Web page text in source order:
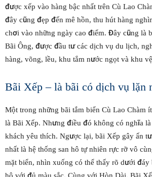
được xếp vào hàng bậc nhất trên Cù Lao
đây cũng đẹp đến mê hồn, thu hút hàng
chơi vào những ngày cao điểm. Đây cũng là
Bãi Ông, được đầu tư các dịch vụ du lịch,
hàng, võng, lều, khu tắm nước ngọt và khu
Bãi Xếp – là bãi có dịch vụ lặn
Một trong những bãi tắm biển Cù Lao Chàm
là Bãi Xếp. Nhưng điều đó không có nghĩa
khách yêu thích. Ngược lại, bãi Xếp gây ấn
nhất là hệ thống san hô tự nhiên rực rỡ vô
mặt biển, nhìn xuống có thể thấy rõ dưới đáy